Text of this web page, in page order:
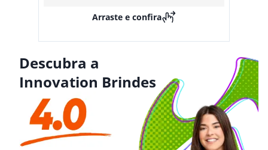
Arraste e confira
Descubra a
Innovation Brindes